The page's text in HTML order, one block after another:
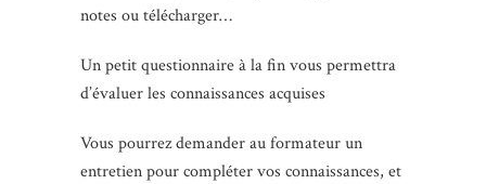
notes ou télécharger…
Un petit questionnaire à la fin vous permettra
d’évaluer les connaissances acquises
Vous pourrez demander au formateur un
entretien pour compléter vos connaissances, et